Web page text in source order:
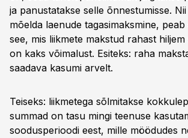
ja panustatakse selle õnnestumisse.
mõelda laenude tagasimaksmine,
see, mis liikmete makstud rahast hiljem
on kaks võimalust. Esiteks: raha
saadava kasumi arvelt.
Teiseks: liikmetega sõlmitakse
summad on tasu mingi teenuse
soodusperioodi eest, mille möödudes